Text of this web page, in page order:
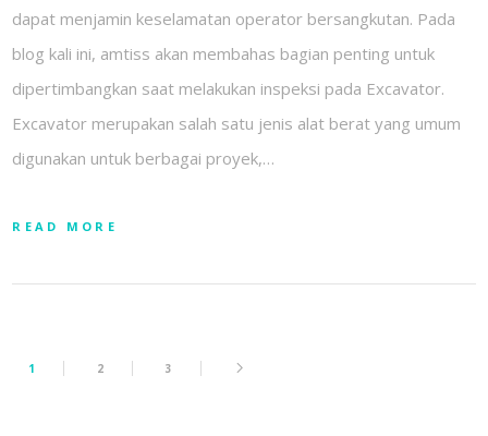
dapat menjamin keselamatan operator bersangkutan. Pada
blog kali ini, amtiss akan membahas bagian penting untuk
dipertimbangkan saat melakukan inspeksi pada Excavator.
Excavator merupakan salah satu jenis alat berat yang umum
digunakan untuk berbagai proyek,…
READ MORE
1 2 3